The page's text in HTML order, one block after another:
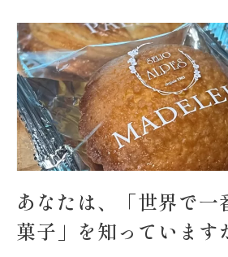
あなたは、「世界で一
菓子」を知っています